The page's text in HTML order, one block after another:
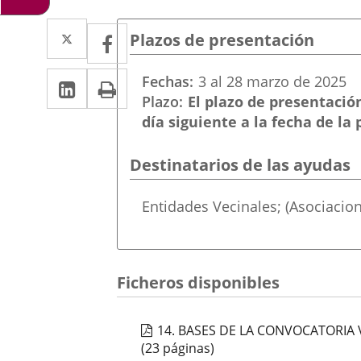
Twitter
Enlace
a
una
aplicación
Facebook
Enlace
a
una
aplicación
LinkedIn
Enlace
a
aplicación
Imprimir
Plazos de presentación
Fechas 3 al 28 marzo de 2025
Plazo El plazo de
día siguiente a la fecha de la
Destinatarios de las ayudas
Destinatarios
las
Entidades Vecinales;
Ficheros disponibles
14. BASES DE LA
(23 páginas)